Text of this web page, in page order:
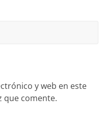
y web en este
que comente.